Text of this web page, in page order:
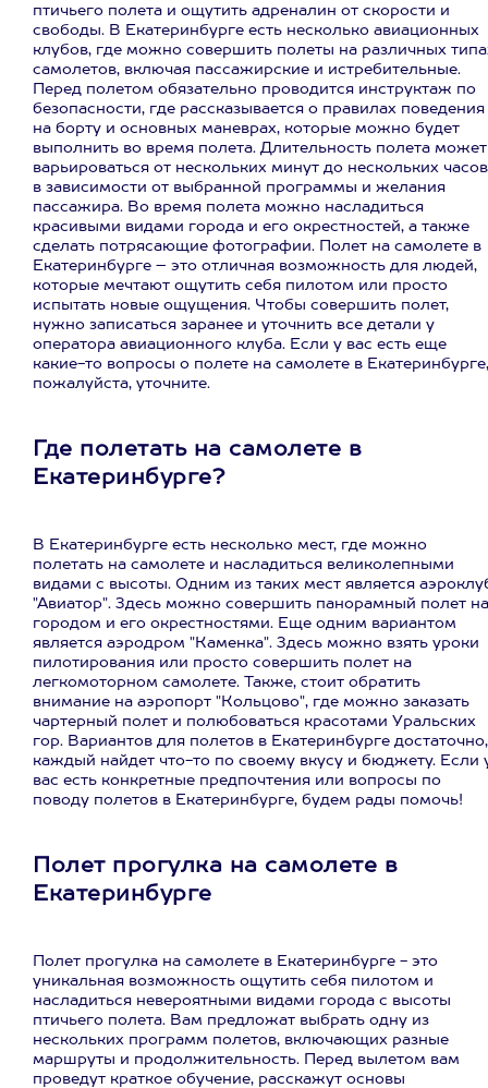
птичьего полета и ощутить адреналин от скорости и
свободы. В Екатеринбурге есть несколько авиационных
клубов, где можно совершить полеты на различных
самолетов, включая пассажирские и истребительные.
Перед полетом обязательно проводится инструктаж по
безопасности, где рассказывается о правилах поведения
на борту и основных маневрах, которые можно будет
выполнить во время полета. Длительность полета может
варьироваться от нескольких минут до нескольких
в зависимости от выбранной программы и желания
пассажира. Во время полета можно насладиться
красивыми видами города и его окрестностей, а также
сделать потрясающие фотографии. Полет на самолете в
Екатеринбурге – это отличная возможность для людей,
которые мечтают ощутить себя пилотом или просто
испытать новые ощущения. Чтобы совершить полет,
нужно записаться заранее и уточнить все детали у
оператора авиационного клуба. Если у вас есть еще
какие-то вопросы о полете на самолете в Екатеринбурге,
пожалуйста, уточните.
Где полетать на самолете в
Екатеринбурге?
В Екатеринбурге есть несколько мест, где можно
полетать на самолете и насладиться великолепными
видами с высоты. Одним из таких мест является
"Авиатор". Здесь можно совершить панорамный полет
городом и его окрестностями. Еще одним вариантом
является аэродром "Каменка". Здесь можно взять уроки
пилотирования или просто совершить полет на
легкомоторном самолете. Также, стоит обратить
внимание на аэропорт "Кольцово", где можно заказать
чартерный полет и полюбоваться красотами Уральских
гор. Вариантов для полетов в Екатеринбурге достаточно,
каждый найдет что-то по своему вкусу и бюджету. Если
вас есть конкретные предпочтения или вопросы по
поводу полетов в Екатеринбурге, будем рады помочь!
Полет прогулка на самолете в
Екатеринбурге
Полет прогулка на самолете в Екатеринбурге - это
уникальная возможность ощутить себя пилотом и
насладиться невероятными видами города с высоты
птичьего полета. Вам предложат выбрать одну из
нескольких программ полетов, включающих разные
маршруты и продолжительность. Перед вылетом вам
проведут краткое обучение, расскажут основы